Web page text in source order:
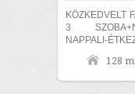
KÖZKEDVELT
3
NAPPALI-
EGYSZINTES,
HÁZ ELADÓ!
128